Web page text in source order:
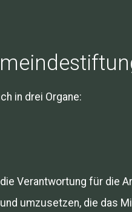
in drei Organe:
Verantwortung für die
umzusetzen, die das